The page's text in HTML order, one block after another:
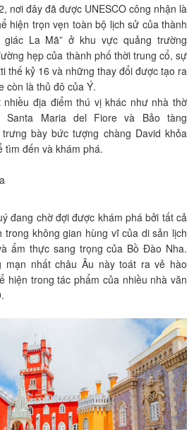
nơi đây đã được UNESCO công nhận là
hiện trọn vẹn toàn bộ lịch sử của thành
La Mã” ở khu vực quảng trường
hẹp của thành phố thời trung cổ, sự
thế kỷ 16 và những thay đổi được tạo ra
còn là thủ đô của Ý.
địa điểm thú vị khác như nhà thờ
Santa Maria del Fiore và Bảo tàng
bày bức tượng chàng David khỏa
tìm đến và khám phá.
đang chờ đợi được khám phá bởi tất cả
không gian hùng vĩ của di sản lịch
ẩm thực sang trọng của Bồ Đào Nha.
mạn nhất châu Âu này toát ra vẻ hào
hiện trong tác phẩm của nhiều nhà văn